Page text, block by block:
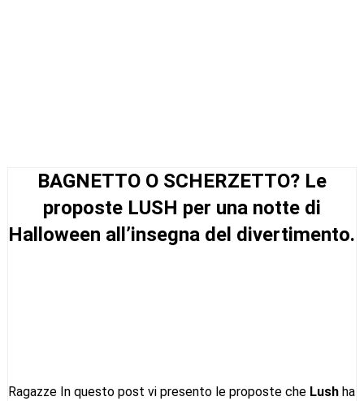
BAGNETTO O SCHERZETTO? Le
proposte LUSH per una notte di
Halloween all’insegna del divertimento.
Ragazze In questo post vi presento le proposte cheLushha